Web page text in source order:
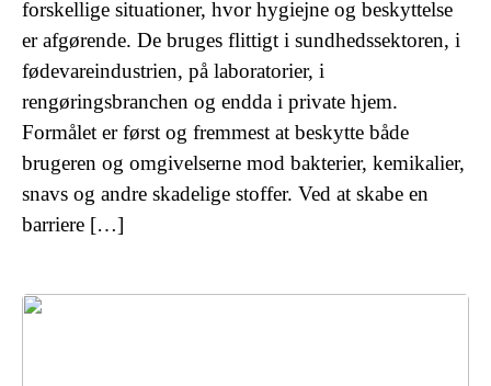
forskellige situationer, hvor hygiejne og beskyttelse
er afgørende. De bruges flittigt i sundhedssektoren, i
fødevareindustrien, på laboratorier, i
rengøringsbranchen og endda i private hjem.
Formålet er først og fremmest at beskytte både
brugeren og omgivelserne mod bakterier, kemikalier,
snavs og andre skadelige stoffer. Ved at skabe en
barriere […]